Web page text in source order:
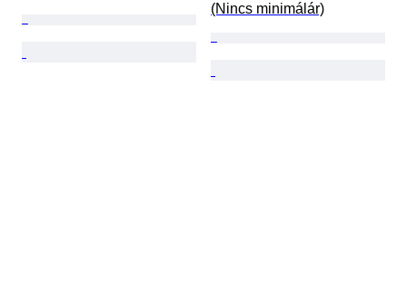
(Nincs minimálár)